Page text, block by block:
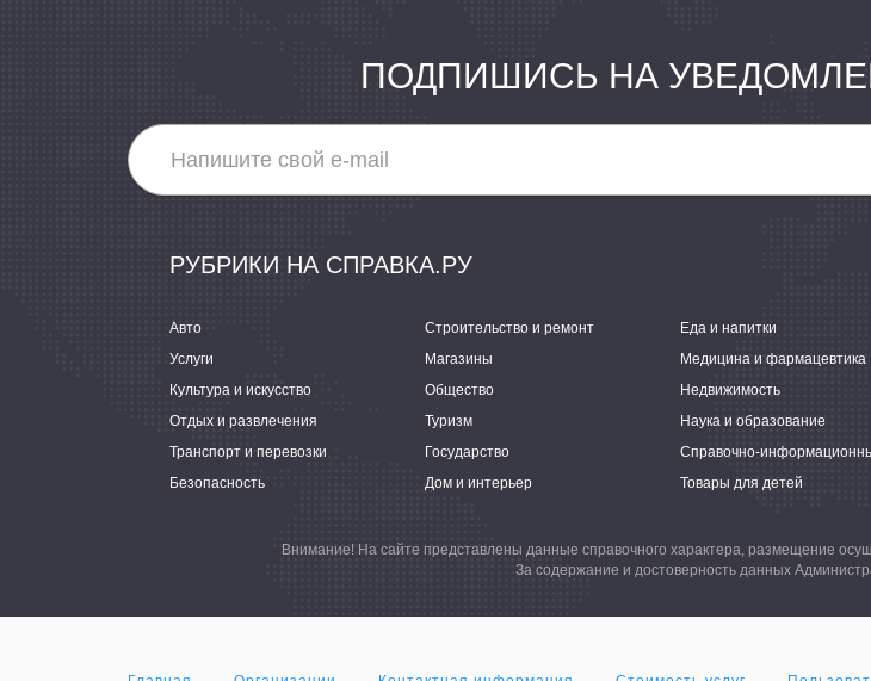
ПОДПИШИСЬ НА
РУБРИКИ НА СПРАВКА.РУ
Авто Строительство и ремонт Еда и напитки
Услуги
Магазины Медицина и фармацевтика
Культура и искусство
Общество Недвижимость
Отдых и развлечения
Туризм Наука и образование
Транспорт и перевозки
Государство
Безопасность
Дом и интерьер Товары для детей
Внимание! На сайте представлены данные справочного характера, размещение
За содержание и достоверность данных